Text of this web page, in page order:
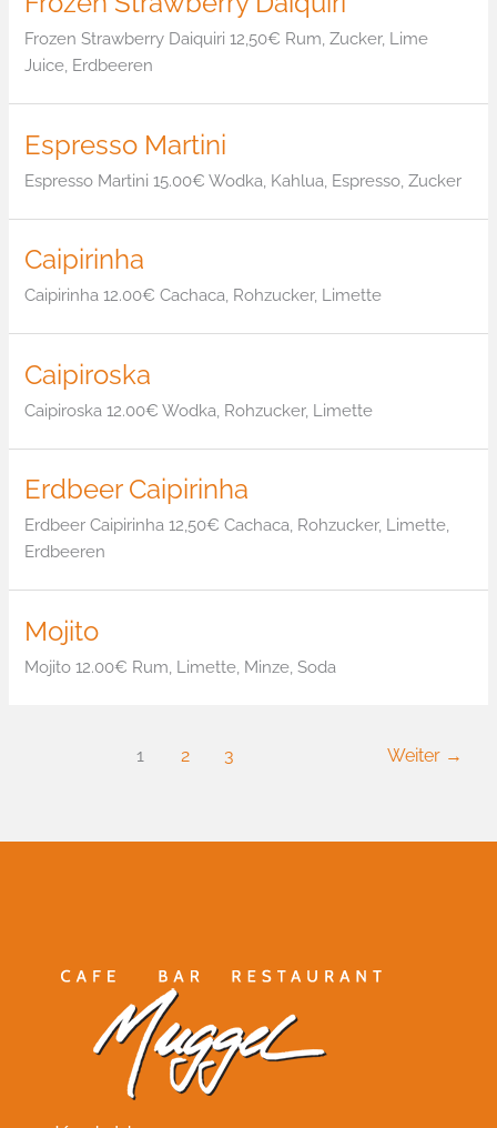
Frozen Strawberry Daiquiri 12,50€ Rum, Zucker, Lime
Juice, Erdbeeren
Espresso Martini
Espresso Martini 15.00€ Wodka, Kahlua, Espresso, Zucker
Caipirinha
Caipirinha 12.00€ Cachaca, Rohzucker, Limette
Caipiroska
Caipiroska 12.00€ Wodka, Rohzucker, Limette
Erdbeer Caipirinha
Erdbeer Caipirinha 12,50€ Cachaca, Rohzucker, Limette,
Erdbeeren
Mojito
Mojito 12.00€ Rum, Limette, Minze, Soda
1 2 3 Weiter →